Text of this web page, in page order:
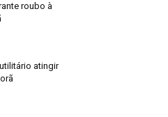
roubo à
atingir